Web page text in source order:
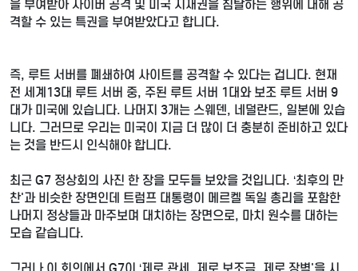
을 부여받아 사이버 공격 및 미국 지재권을 침탈하는 행위에 대해 공
격할 수 있는 특권을 부여받았다고 합니다.
즉, 루트 서버를 폐쇄하여 사이트를 공격할 수 있다는 겁니다. 현재
전 세계13대 루트 서버 중, 주된 루트 서버 1대와 보조 루트 서버 9
대가 미국에 있습니다. 나머지 3개는 스웨덴, 네덜란드, 일본에 있습
니다. 그러므로 우리는 미국이 지금 더 많이 더 충분히 준비하고 있다
는 것을 반드시 인식해야 합니다.
최근 G7 정상회의 사진 한 장을 모두들 보았을 것입니다. ‘최후의 만
찬'과 비슷한 장면인데 트럼프 대통령이 메르켈 독일 총리을 포함한
나머지 정상들과 마주보며 대치하는 장면으로, 마치 원수를 대하는
모습 같습니다.